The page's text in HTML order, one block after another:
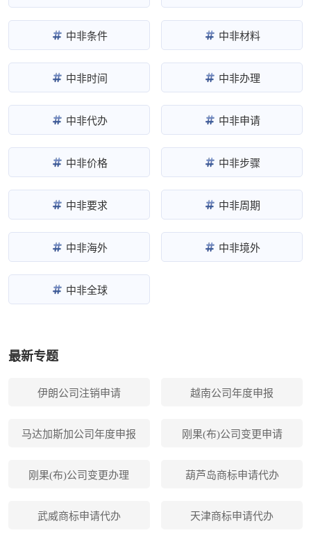
中非条件 中非材料
中非时间 中非办理
中非代办 中非申请
中非价格 中非步骤
中非要求 中非周期
中非海外 中非境外
中非全球
最新专题
伊朗公司注销申请 越南公司年度申报
马达加斯加公司年度申报 刚果(布)公司变更申请
刚果(布)公司变更办理 葫芦岛商标申请代办
武威商标申请代办 天津商标申请代办